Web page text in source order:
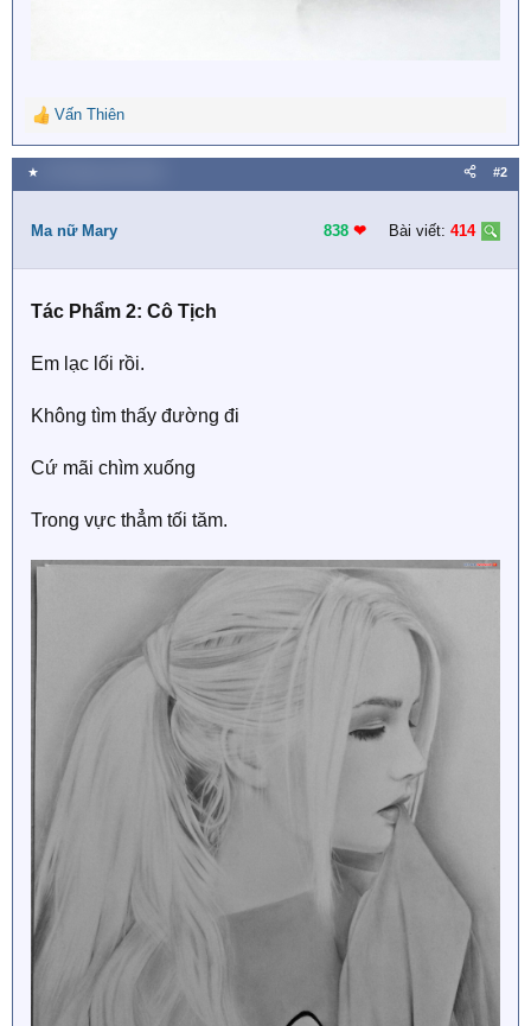
R
e
a
c
i
n
:
Vấn Thiên
★ #2
Ma nữ Mary 838 ❤︎ Bài viết: 414
Tác Phẩm 2: Cô Tịch
Em lạc lối rồi.
Không tìm thấy đường đi
Cứ mãi chìm xuống
Trong vực thẳm tối tăm.